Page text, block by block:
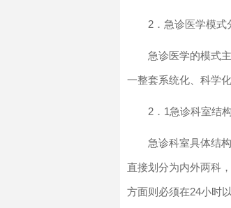
2．急诊医学模式
急诊医学的模式
一整套系统化、科学
2．1急诊科室结构
急诊科室具体结
直接划分为内外两科
方面则必须在24小时